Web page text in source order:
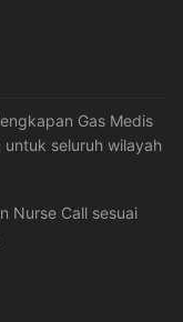
Gas Medis
seluruh wilayah
Nurse Call sesuai